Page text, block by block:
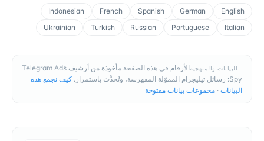
English
German
Spanish
French
Indonesian
Italian
Portuguese
Russian
Turkish
Ukrainian
البيانات والمنهجية
الأرقام في هذه الصفحة مأخوذة من أرشيف Telegram Ads
Spy: رسائل تيليجرام المموّلة المفهرسة، وتُحدَّث باستمرار.
كيف نجمع هذه
البيانات · مجموعات بيانات مفتوحة